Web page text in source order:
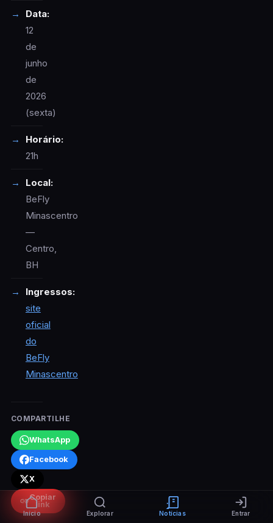
Data:
12
de
junho
de
2026
(sexta)
Horário:
21h
Local:
BeFly
Minascentro
—
Centro,
BH
Ingressos:
site
oficial
do
BeFly
Minascentro
COMPARTILHE
WhatsApp
Facebook
X
Copiar
link
Início Explorar Notícias Entrar